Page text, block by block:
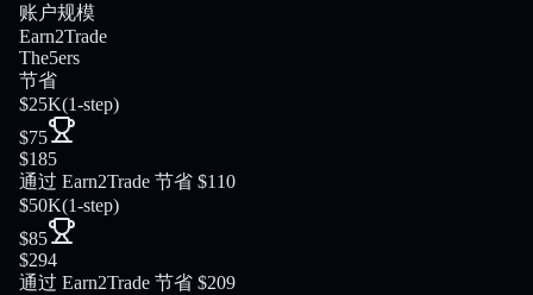
账户规模
Earn2Trade
The5ers
节省
$25K(1-step)
$75
$185
通过 Earn2Trade 节省 $110
$50K(1-step)
$85
$294
通过 Earn2Trade 节省 $209